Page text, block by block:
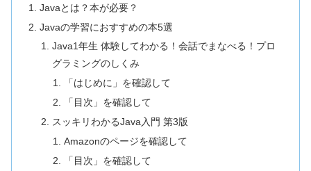
Javaとは？本が必要？
Javaの学習におすすめの本5選
Java1年生 体験してわかる！会話でまなべる！プロ
グラミングのしくみ
「はじめに」を確認して
「目次」を確認して
スッキリわかるJava入門 第3版
Amazonのページを確認して
「目次」を確認して